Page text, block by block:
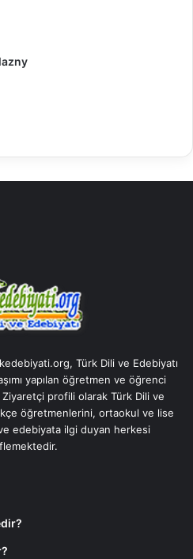
Türk Dili ve Edebiyatı
yapılan öğretmen ve öğrenci
profili olarak Türk Dili ve
öğretmenlerini, ortaokul ve lise
edebiyata ilgi duyan herkesi